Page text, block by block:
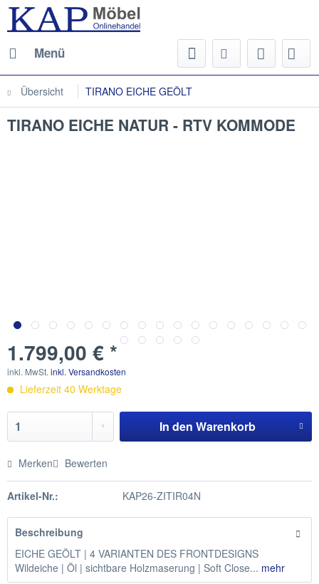
Menü
Übersicht TIRANO EICHE GEÖLT
TIRANO EICHE NATUR - RTV KOMMODE
1.799,00 € *
inkl. MwSt. inkl. Versandkosten
Lieferzeit 40 Werktage
In den Warenkorb
Merken Bewerten
Artikel-Nr.: KAP26-ZITIR04N
Beschreibung
EICHE GEÖLT | 4 VARIANTEN DES FRONTDESIGNS
Wildeiche | Öl | sichtbare Holzmaserung | Soft Close... mehr